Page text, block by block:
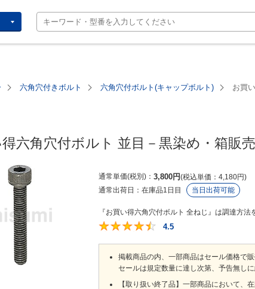
六角穴付きボルト 六角穴付ボルト(キャップボルト) お買
六角穴付ボルト 並目－黒染め・箱販売
通常単価(税別) 3,800円 税込単価 4,180円
通常出荷日： 在庫品1日目 当日出荷可能
『お買い得六角穴付ボルト 全ねじ』は調達方
4.5
掲載商品の内、一部商品はセール価格で
セールは規定数量に達し次第、予告無し
【取り扱い終了品】一部商品において、